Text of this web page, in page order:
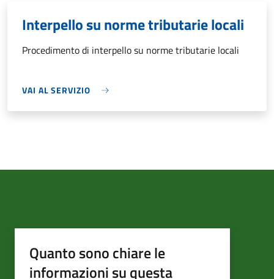
Interpello su norme tributarie locali
Procedimento di interpello su norme tributarie locali
VAI AL SERVIZIO
Quanto sono chiare le
informazioni su questa